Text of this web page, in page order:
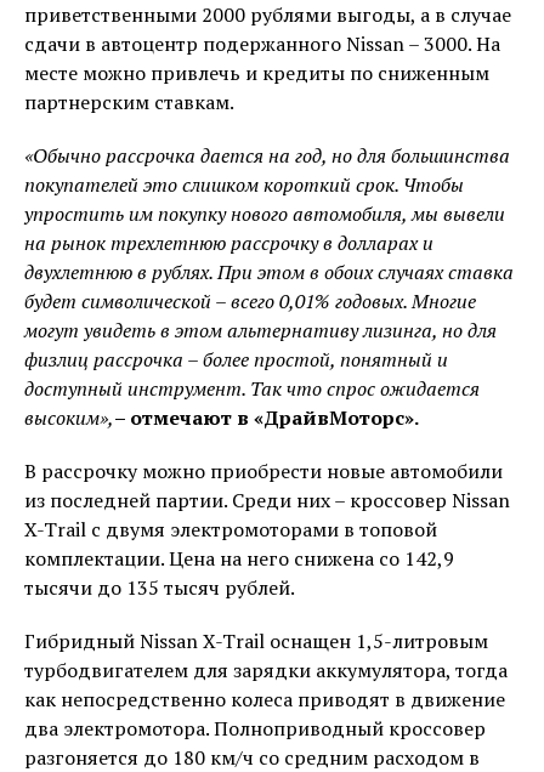
приветственными 2000 рублями выгоды, а в случае
сдачи в автоцентр подержанного Nissan – 3000. На
месте можно привлечь и кредиты по сниженным
партнерским ставкам.
«Обычно рассрочка дается на год, но для большинства
покупателей это слишком короткий срок. Чтобы
упростить им покупку нового автомобиля, мы вывели
на рынок трехлетнюю рассрочку в долларах и
двухлетнюю в рублях. При этом в обоих случаях ставка
будет символической – всего 0,01% годовых. Многие
могут увидеть в этом альтернативу лизинга, но для
физлиц рассрочка – более простой, понятный и
доступный инструмент. Так что спрос ожидается
высоким»,– отмечают в «ДрайвМоторс».
В рассрочку можно приобрести новые автомобили
из последней партии. Среди них – кроссовер Nissan
X-Trail с двумя электромоторами в топовой
комплектации. Цена на него снижена со 142,9
тысячи до 135 тысяч рублей.
Гибридный Nissan X-Trail оснащен 1,5-литровым
турбодвигателем для зарядки аккумулятора, тогда
как непосредственно колеса приводят в движение
два электромотора. Полноприводный кроссовер
разгоняется до 180 км/ч со средним расходом в